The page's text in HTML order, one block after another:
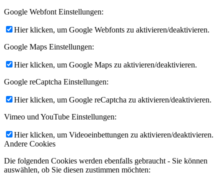
Google Webfont Einstellungen:
Hier klicken, um Google Webfonts zu aktivieren/deaktivieren.
Google Maps Einstellungen:
Hier klicken, um Google Maps zu aktivieren/deaktivieren.
Google reCaptcha Einstellungen:
Hier klicken, um Google reCaptcha zu aktivieren/deaktivieren.
Vimeo und YouTube Einstellungen:
Hier klicken, um Videoeinbettungen zu aktivieren/deaktivieren.
Andere Cookies
Die folgenden Cookies werden ebenfalls gebraucht - Sie können
auswählen, ob Sie diesen zustimmen möchten: